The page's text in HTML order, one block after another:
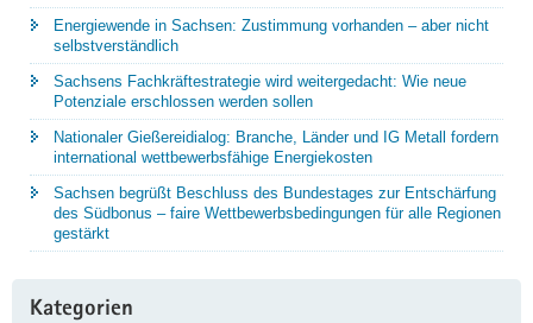
Energiewende in Sachsen: Zustimmung vorhanden – aber nicht
selbstverständlich
Sachsens Fachkräftestrategie wird weitergedacht: Wie neue
Potenziale erschlossen werden sollen
Nationaler Gießereidialog: Branche, Länder und IG Metall fordern
international wettbewerbsfähige Energiekosten
Sachsen begrüßt Beschluss des Bundestages zur Entschärfung
des Südbonus – faire Wettbewerbsbedingungen für alle Regionen
gestärkt
Kategorien